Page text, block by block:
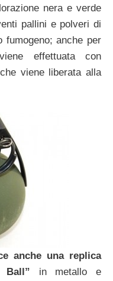
nera e verde
pallini e polveri di
fumogeno; anche per
effettuata con
viene liberata alla
anche una replica
Ball” in metallo e